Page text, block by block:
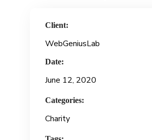
Client:
WebGeniusLab
Date:
June 12, 2020
Categories:
Charity